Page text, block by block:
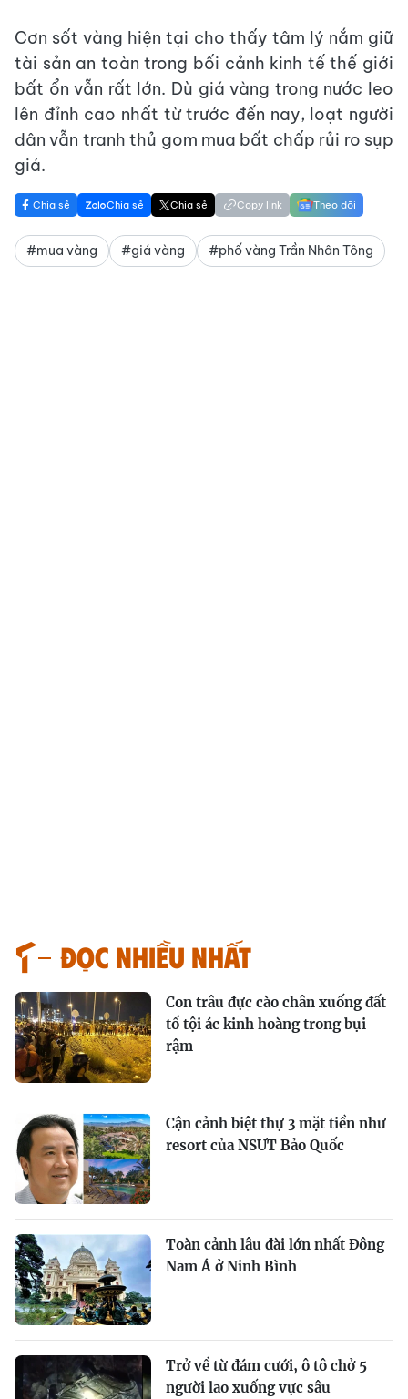
Cơn sốt vàng hiện tại cho thấy tâm lý nắm giữ
tài sản an toàn trong bối cảnh kinh tế thế giới
bất ổn vẫn rất lớn. Dù giá vàng trong nước leo
lên đỉnh cao nhất từ trước đến nay, loạt người
dân vẫn tranh thủ gom mua bất chấp rủi ro sụp
giá.
Chia sẻ Chia sẻ Chia sẻ Copy link Theo dõi
#mua vàng #giá vàng #phố vàng Trần Nhân Tông
Đọc nhiều nhất
Con trâu đực cào chân xuống đất
tố tội ác kinh hoàng trong bụi
rậm
Cận cảnh biệt thự 3 mặt tiền như
resort của NSƯT Bảo Quốc
Toàn cảnh lâu đài lớn nhất Đông
Nam Á ở Ninh Bình
Trở về từ đám cưới, ô tô chở 5
người lao xuống vực sâu